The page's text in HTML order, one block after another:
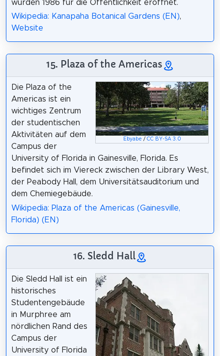
wurden 1986 für die Öffentlichkeit eröffnet.
Wikipedia: Kanapaha Botanical Gardens (EN),
Website
15. Plaza of the Americas
Ebyabe / CC BY-SA 3.0
Die Plaza of the
Americas ist ein
wichtiges Zentrum
der studentischen
Aktivitäten auf dem
Campus der
University of Florida in Gainesville, Florida. Es
befindet sich im Viereck zwischen der Library West,
der Peabody Hall, dem Universitätsauditorium und
dem Chemiegebäude.
Wikipedia: Plaza of the Americas (Gainesville,
Florida) (EN)
16. Sledd Hall
Die Sledd Hall ist ein
historisches
Studentengebäude
in Murphree am
nördlichen Rand des
Campus der
University of Florida